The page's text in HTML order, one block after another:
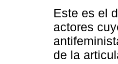
Este es el
actores
de la